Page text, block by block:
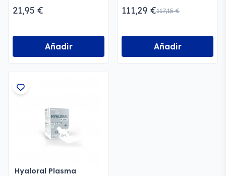
21,95 €
Añadir
111,29 €117,15 €
Añadir
Hyaloral Plasma